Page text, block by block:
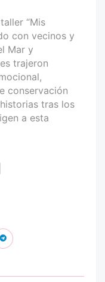
“Mis
con vecinos y
Mar y
trajeron
conservación
tras los
a esta